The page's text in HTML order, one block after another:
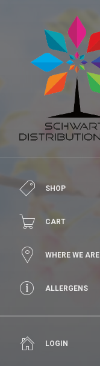
SHOP
CART
WHERE WE ARE
ALLERGENS
LOGIN